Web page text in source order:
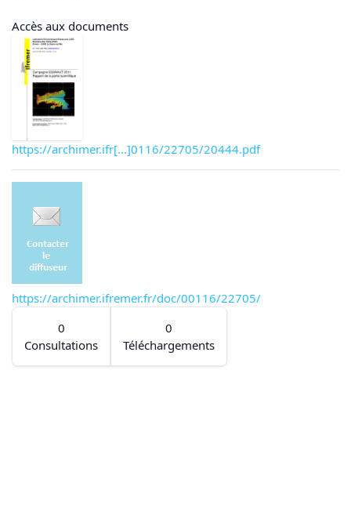
Accès aux documents
https://archimer.ifr[...]0116/22705/20444.pdf
https://archimer.ifremer.fr/doc/00116/22705/
0
Consultations
0
Téléchargements